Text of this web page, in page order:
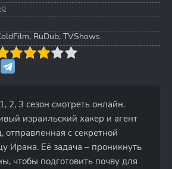
RuDub, TVShows
10
2, 3 сезон смотреть онлайн.
израильский хакер и агент
отправленная с секретной
Ирана. Её задача – проникнуть
чтобы подготовить почву для